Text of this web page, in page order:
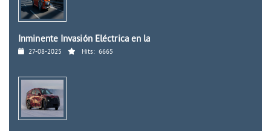
Inminente Invasión Eléctrica en la
27-08-2025 Hits: 6665